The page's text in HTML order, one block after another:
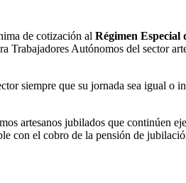
de cotización al Régimen
Trabajadores Autónomos del sector
siempre que su jornada sea igual
artesanos jubilados que
con el cobro de la pensión de